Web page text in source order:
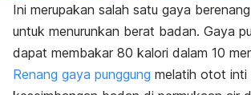
Ini merupakan salah satu gaya
untuk menurunkan berat badan. Gaya
dapat membakar 80 kalori dalam 10
Renang gaya punggung melatih otot inti